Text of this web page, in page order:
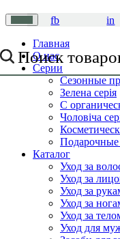
in
fb
Поиск
Главная
О нас
Серии
Сезонные
Зелена серія
С
Чоловіча
Каталог
Уход за
Уход за
Уход за
Уход за
Уход за
Уход для